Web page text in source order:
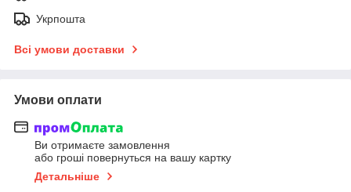
Укрпошта
Всі умови доставки
Умови оплати
Ви отримаєте замовлення
або гроші повернуться на вашу картку
Детальніше